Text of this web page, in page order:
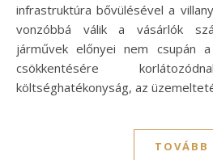
infrastruktúra bővülésével a
vonzóbbá válik a vásárlók
járművek előnyei nem csupán a
csökkentésére
költséghatékonyság, az
TOVÁBB